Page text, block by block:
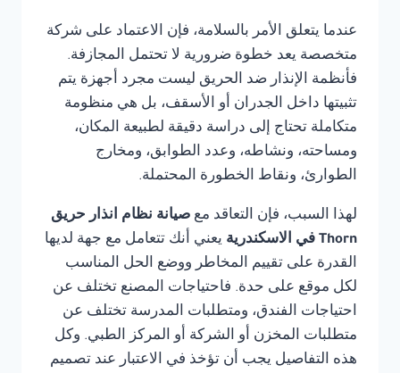
عندما يتعلق الأمر بالسلامة، فإن الاعتماد على شركة
متخصصة يعد خطوة ضرورية لا تحتمل المجازفة.
فأنظمة الإنذار ضد الحريق ليست مجرد أجهزة يتم
تثبيتها داخل الجدران أو الأسقف، بل هي منظومة
متكاملة تحتاج إلى دراسة دقيقة لطبيعة المكان،
ومساحته، ونشاطه، وعدد الطوابق، ومخارج
الطوارئ، ونقاط الخطورة المحتملة.
لهذا السبب، فإن التعاقد مع صيانة نظام انذار حريق
Thorn في الاسكندرية
يعني أنك تتعامل مع جهة لديها
القدرة على تقييم المخاطر ووضع الحل المناسب
لكل موقع على حدة. فاحتياجات المصنع تختلف عن
احتياجات الفندق، ومتطلبات المدرسة تختلف عن
متطلبات المخزن أو الشركة أو المركز الطبي. وكل
هذه التفاصيل يجب أن تؤخذ في الاعتبار عند تصميم